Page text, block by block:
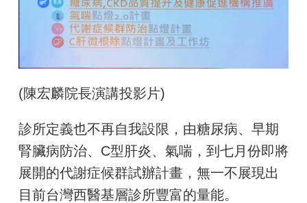
(陳宏麟院長演講投影片)
診所定義也不再自我設限，由糖尿病、早期
腎臟病防治、C型肝炎、氣喘，到七月份即將
展開的代謝症候群試辦計畫，無一不展現出
目前台灣西醫基層診所豐富的量能。